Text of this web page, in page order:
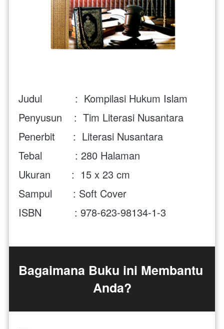
Judul           :  Kompilasi Hukum Islam
Penyusun    :  Tim Literasi Nusantara
Penerbit      :  Literasi Nusantara
Tebal           : 280 Halaman
Ukuran       :  15 x 23 cm
Sampul       : Soft Cover
ISBN           : 978-623-98134-1-3
Bagaimana Buku ini Membantu
Anda?